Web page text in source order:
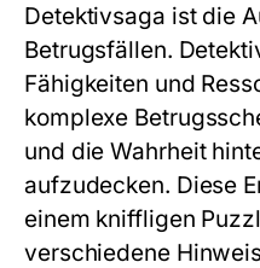
Detektivsaga ist die
Betrugsfällen.
Fähigkeiten und
komplexe
und die Wahrheit
aufzudecken. Diese
einem kniffligen
verschiedene